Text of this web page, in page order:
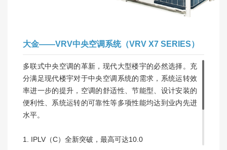
大金——VRV中央空调系统（VRV X7 SERIES）
多联式中央空调的革新，现代大型楼宇的必然选择。充
分满足现代楼宇对于中央空调系统的需求，系统运转效
率进一步的提升，空调的舒适性、节能型、设计安装的
便利性、系统运转的可靠性等多项性能均达到业内先进
水平。
1. IPLV（C）全新突破，最高可达10.0